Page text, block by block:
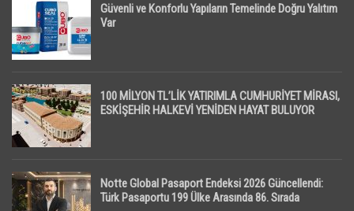
Güvenli ve Konforlu Yapıların Temelinde Doğru Yalıtım
Var
100 MİLYON TL’LİK YATIRIMLA CUMHURİYET MİRASI,
ESKİŞEHİR HALKEVİ YENİDEN HAYAT BULUYOR
Notte Global Pasaport Endeksi 2026 Güncellendi:
Türk Pasaportu 199 Ülke Arasında 86. Sırada